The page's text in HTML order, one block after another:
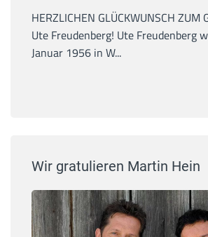
HERZLICHEN GLÜCKWUNSCH ZUM
Ute Freudenberg! Ute Freudenberg
Januar 1956 in W...
Wir gratulieren Martin Hein